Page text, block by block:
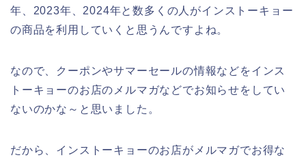
年、2023年、2024年と数多くの人がインストーキョー
の商品を利用していくと思うんですよね。
なので、クーポンやサマーセールの情報などをインス
トーキョーのお店のメルマガなどでお知らせをしてい
ないのかな～と思いました。
だから、インストーキョーのお店がメルマガでお得な